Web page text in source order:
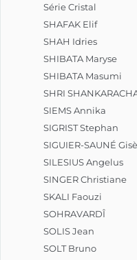
Série Cristal
SHAFAK Elif
SHAH Idries
SHIBATA Maryse
SHIBATA Masumi
SHRI
SIEMS Annika
SIGRIST Stephan
SIGUIER-SAUNÉ
SILESIUS Angelus
SINGER Christiane
SKALI Faouzi
SOHRAVARDÎ
SOLIS Jean
SOLT Bruno